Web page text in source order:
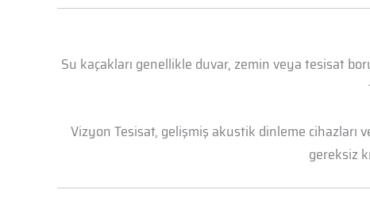
Su kaçakları genellikle duvar, zemin veya tesisat
Vizyon Tesisat, gelişmiş akustik dinleme cihazları
gereksiz